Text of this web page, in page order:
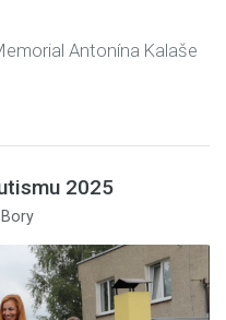
Antonína Kalaše
2025